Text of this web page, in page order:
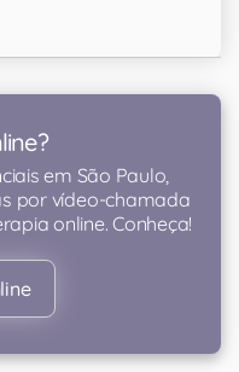
em São Paulo,
por vídeo-chamada
online. Conheça!